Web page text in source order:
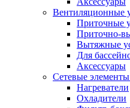
Вентиляционные
Приточные
Приточно-
Вытяжные
Для
Аксессуары
Сетевые элементы
Нагреватели
Охладители